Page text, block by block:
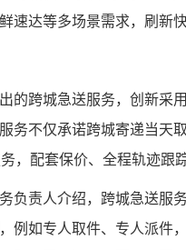
速达等多场景需求，刷新
的跨城急送服务，创新采
务不仅承诺跨城寄递当天
，配套保价、全程轨迹跟
负责人介绍，跨城急送服
例如专人取件、专人派件